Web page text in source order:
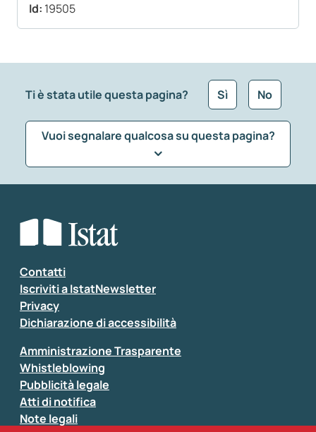
Id: 19505
Ti è stata utile questa pagina? Sì No
Vuoi segnalare qualcosa su questa pagina?
Seleziona la tipologia della segnalazione
Inserisci il tuo commento
Contatti
Iscriviti a IstatNewsletter
Privacy
Dichiarazione di accessibilità
Amministrazione Trasparente
Whistleblowing
Pubblicità legale
Atti di notifica
Note legali